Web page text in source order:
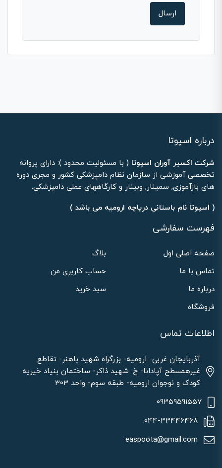
درباره اسپوتا
شرکت اکسیر آوران اسپوتا ( با مسئولیت محدود ): دارای پروانه
تخصصی آموزشی از سازمان نظام دامپزشکی کشور و مجری دوره
های بازآموزی, سمینار, وبینار و کارگاههای عملی دامپزشکی.
( اسپوتا نام باستانی دریاچه ارومیه می باشد )
فهرست سفارشی
صفحه اصلی اول
بلاگ
تماس با ما
حساب کاربری من
درباره ما
سبد خرید
فروشگاه
اطلاعات تماس
آذربایجان غربی- ارومیه- بزرگراه شهید باهنر- تقاطع
غیرهمسطح آپادانا- خ: شهید ذاکر- ساختمان بنیاد خیریه
کودک و نوجوان ارومیه- طبقه سوم- واحد 303
09359591557
044-33446468
easpoota@gmail.com